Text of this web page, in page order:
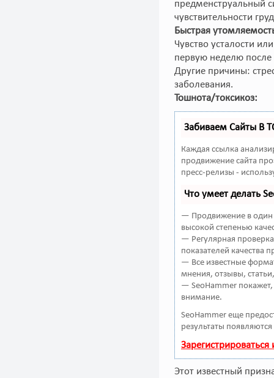
предменструальный
чувствительности
Быстрая
Чувство усталости
первую неделю после
Другие причины:
заболевания.
Тошнота/токсикоз:
Забиваем Сайты В
Каждая ссылка
продвижение сайта
пресс-релизы -
Что умеет делать
— Продвижение в один
высокой степенью
— Регулярная
показателей качества
— Все известные
мнения, отзывы,
— SeoHammer покажет,
внимание.
SeoHammer еще
результаты
Этот известный